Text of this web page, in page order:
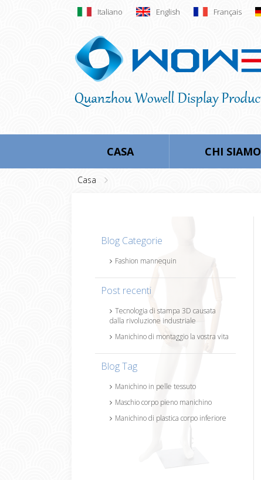
Italiano English Français
CASA CHI SIAMO
Casa
Blog Categorie
Fashion mannequin
Post recenti
Tecnologia di stampa 3D causata
dalla rivoluzione industriale
Manichino di montaggio la vostra vita
Blog Tag
Manichino in pelle tessuto
Maschio corpo pieno manichino
Manichino di plastica corpo inferiore